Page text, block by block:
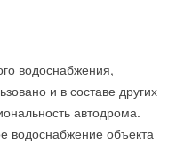
водоснабжения,
и в составе других
автодрома.
водоснабжение объекта